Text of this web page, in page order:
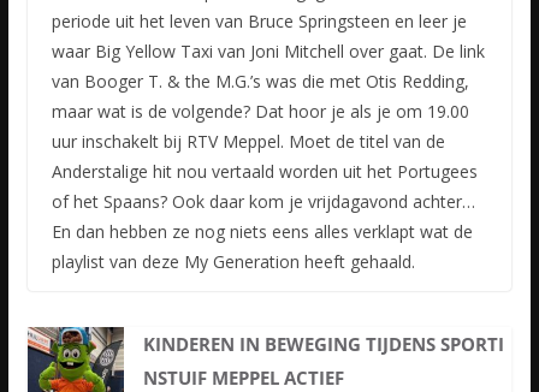
periode uit het leven van Bruce Springsteen en leer je
waar Big Yellow Taxi van Joni Mitchell over gaat. De link
van Booger T. & the M.G.’s was die met Otis Redding,
maar wat is de volgende? Dat hoor je als je om 19.00
uur inschakelt bij RTV Meppel. Moet de titel van de
Anderstalige hit nou vertaald worden uit het Portugees
of het Spaans? Ook daar kom je vrijdagavond achter…
En dan hebben ze nog niets eens alles verklapt wat de
playlist van deze My Generation heeft gehaald.
KINDEREN IN BEWEGING TIJDENS SPORTI
NSTUIF MEPPEL ACTIEF